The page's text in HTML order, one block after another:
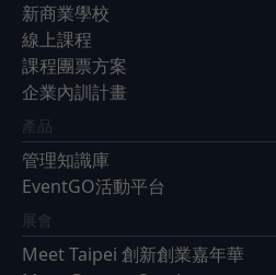
新商業學校
線上課程
課程團票方案
企業內訓計畫
產品
管理知識庫
EventGO活動平台
展會
Meet Taipei 創新創業嘉年華